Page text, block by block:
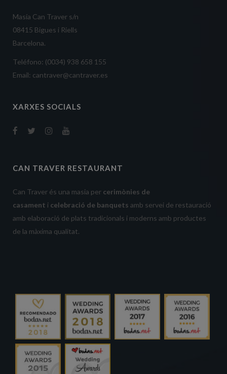
Masía Can Traver s/n
08415 Bigues i Riells
Barcelona.
Teléfono: (0034) 938 658 155
Email: cantraver@cantraver.es
XARXES SOCIALS
CAN TRAVER RESTAURANT
Can Traver és una masia per cerimònies de
casament i celebració de banquets amb servei de restauració
amb elaboració de plats tradicionals i moderns amb productes
de la màxima qualitat.